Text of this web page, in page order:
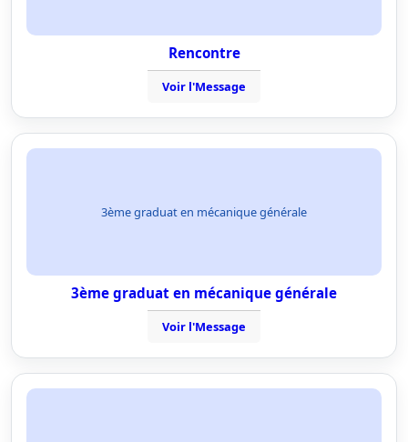
Rencontre
Voir l'Message
3ème graduat en mécanique générale
3ème graduat en mécanique générale
Voir l'Message